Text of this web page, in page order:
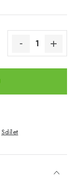
Sdílet